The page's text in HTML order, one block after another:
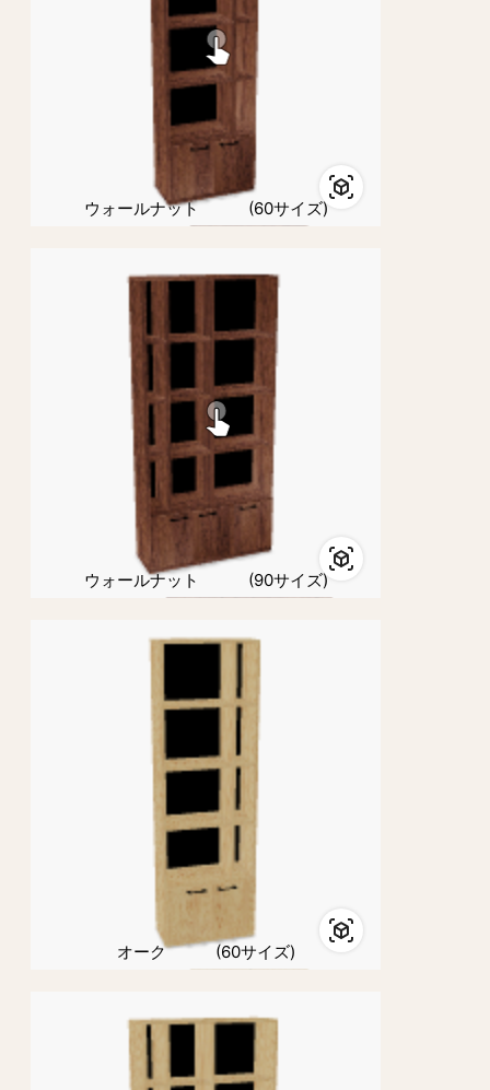
ウォールナット (60サイズ)
ウォールナット (90サイズ)
オーク (60サイズ)